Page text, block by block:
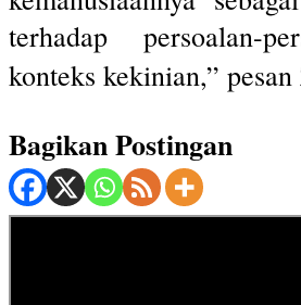
terhadap persoalan-
konteks kekinian,”
Bagikan Postingan